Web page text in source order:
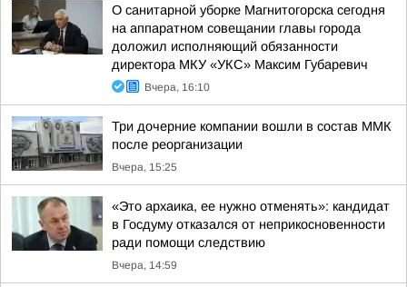
О санитарной уборке Магнитогорска сегодня
на аппаратном совещании главы города
доложил исполняющий обязанности
директора МКУ «УКС» Максим Губаревич
Вчера, 16:10
Три дочерние компании вошли в состав ММК
после реорганизации
Вчера, 15:25
«Это архаика, ее нужно отменять»: кандидат
в Госдуму отказался от неприкосновенности
ради помощи следствию
Вчера, 14:59